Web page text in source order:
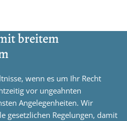
breitem
wenn es um Ihr Recht
vor ungeahnten
Angelegenheiten. Wir
gesetzlichen Regelungen, damit